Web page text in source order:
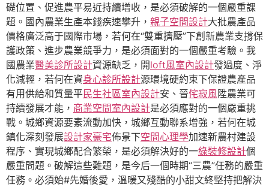
礎位置、促進農平易近持續增收，是必須破解的一個嚴重課
題。國內農業生產本錢疾速攀升， 親子空間設計大批農產品
價格廣泛高于國際市場，若何在“雙重擠壓”下創新農業支撐保
護政策、進步農業競爭力，是必須面對的一個嚴重考驗。我
國農業醫美診所設計資源缺乏，開loft風室內設計發過度、淨
化減輕，若何在資身心診所設計源環境硬約束下保證農產品
有用供給和質量平民生社區室內設計安、晉侘寂風陞農業可
持續發展才能， 商業空間室內設計是必須應對的一個嚴重挑
戰。城鄉資源要素流動加快，城鄉互動聯系增強，若何在城
鎮化深刻發展設計家豪宅佈景下空間心理學加速新農村建設
程序、實現城鄉配合繁榮，是必須解決好的一綠裝修設計個
嚴重問題。破解這些難題，是今后一個時期“三農”任務的嚴重
任務。必須始#先婚後愛，溫暖又殘酷的小甜文終堅持把解決